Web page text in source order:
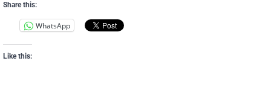
Share this:
WhatsApp
Like this: